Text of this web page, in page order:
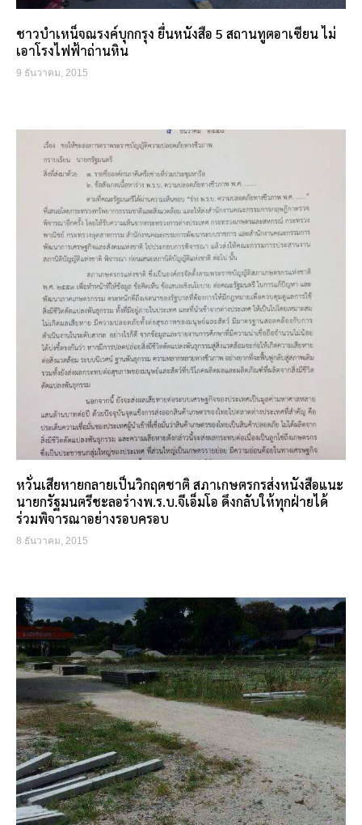
ชาวบำเหน็จณรงค์บุกกรุง ยื่นหนังสือ 5 สถานทูตอาเซียน ไม่
เอาโรงไฟฟ้าถ่านหิน
9 ธันวาคม, 2015
หวั่นเสียหายกลายเป็นวิกฤตชาติ สภาเกษตรกรส่งหนังสือแนะ
นายกรัฐมนตรีชะลอร่างพ.ร.บ.จีเอ็มโอ ดึงกลับให้ทุกฝ่ายได้
ร่วมพิจารณาอย่างรอบครอบ
8 ธันวาคม, 2015